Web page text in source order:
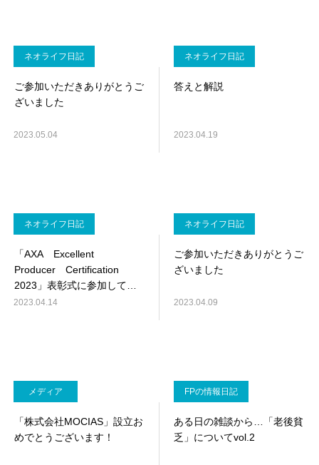
ネオライフ日記
ご参加いただきありがとうご
ざいました
2023.05.04
ネオライフ日記
答えと解説
2023.04.19
ネオライフ日記
「AXA Excellent
Producer Certification
2023」表彰式に参加してき
ました
2023.04.14
ネオライフ日記
ご参加いただきありがとうご
ざいました
2023.04.09
メディア
「株式会社MOCIAS」設立お
めでとうございます！
FPの情報日記
ある日の雑談から…「老後貧
乏」についてvol.2